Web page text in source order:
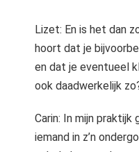
Lizet: En is het dan
hoort dat je
en dat je eventueel
ook daadwerkelijk
Carin: In mijn
iemand in z’n